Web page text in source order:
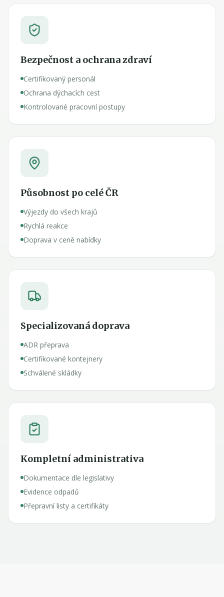
Bezpečnost a ochrana zdraví
Certifikovaný personál
Ochrana dýchacích cest
Kontrolované pracovní postupy
Působnost po celé ČR
Výjezdy do všech krajů
Rychlá reakce
Doprava v ceně nabídky
Specializovaná doprava
ADR přeprava
Certifikované kontejnery
Schválené skládky
Kompletní administrativa
Dokumentace dle legislativy
Evidence odpadů
Přepravní listy a certifikáty